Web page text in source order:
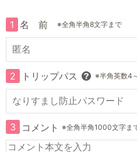
1 名 前 ※全角半角8文字まで
2 トリップパス ※半角英数4
3 コメント ※全角半角1000文字ま